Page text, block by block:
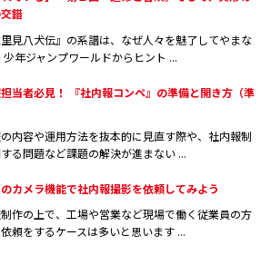
錯
里見八犬伝』の系譜は、なぜ人々を魅了してやまな
少年ジャンプワールドからヒント ...
当者必見！ 『社内報コンペ』の準備と開き方（準
内容や運用方法を抜本的に見直す際や、社内報制
る問題など課題の解決が進まない ...
カメラ機能で社内報撮影を依頼してみよう
作の上で、工場や営業など現場で働く従業員の方
頼をするケースは多いと思います ...